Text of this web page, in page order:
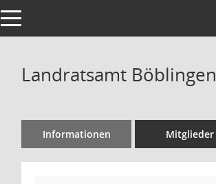
Toggle navigation
Landratsamt Böblingen
Informationen Mitglieder